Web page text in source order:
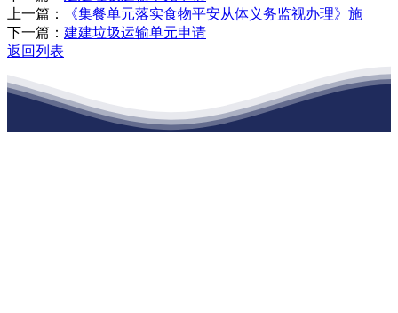
上一篇：
《集餐单元落实食物平安从体义务监视办理》施
下一篇： 建建垃圾运输单元申请
返回列表